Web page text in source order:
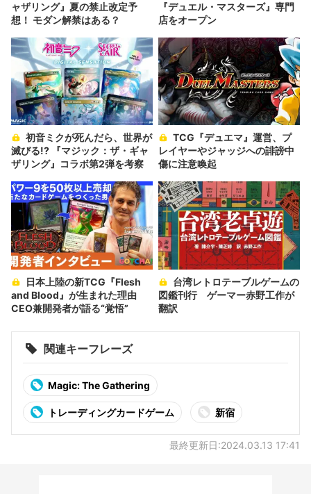
ャザリング』夏の禁止改定予
想！ モダン解禁はある？
『デュエル・マスターズ』専門
店をオープン
滅びる!? 『マジック：ザ・ギャ
ザリング』コラボ第2弾を考察
レイヤーやジャッジへの誹謗中
傷に注意喚起
and Blood』が生まれた理由
CEO兼開発者が語る“覚悟”
図鑑刊行 ゲーマー赤野工作が
翻訳
関連キーフレーズ
Magic: The Gathering
トレーディングカードゲーム 新宿
最終更新日:2024.03.13 17:41